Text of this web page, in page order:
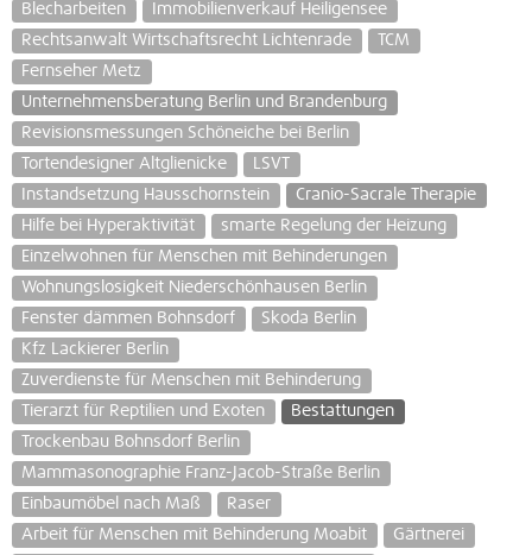
Blecharbeiten
Immobilienverkauf Heiligensee
Rechtsanwalt Wirtschaftsrecht Lichtenrade
TCM
Fernseher Metz
Unternehmensberatung Berlin und Brandenburg
Revisionsmessungen Schöneiche bei Berlin
Tortendesigner Altglienicke
LSVT
Instandsetzung Hausschornstein
Cranio-Sacrale Therapie
Hilfe bei Hyperaktivität
smarte Regelung der Heizung
Einzelwohnen für Menschen mit Behinderungen
Wohnungslosigkeit Niederschönhausen Berlin
Fenster dämmen Bohnsdorf
Skoda Berlin
Kfz Lackierer Berlin
Zuverdienste für Menschen mit Behinderung
Tierarzt für Reptilien und Exoten
Bestattungen
Trockenbau Bohnsdorf Berlin
Mammasonographie Franz-Jacob-Straße Berlin
Einbaumöbel nach Maß
Raser
Arbeit für Menschen mit Behinderung Moabit
Gärtnerei